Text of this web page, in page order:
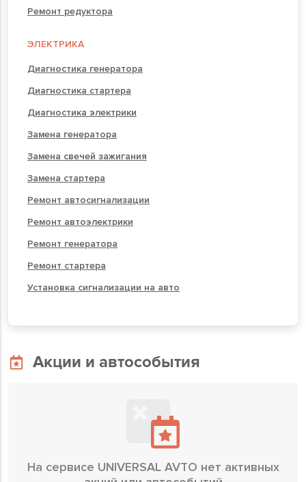
Ремонт редуктора
ЭЛЕКТРИКА
Диагностика генератора
Диагностика стартера
Диагностика электрики
Замена генератора
Замена свечей зажигания
Замена стартера
Ремонт автосигнализации
Ремонт автоэлектрики
Ремонт генератора
Ремонт стартера
Установка сигнализации на авто
Акции и автособытия
На сервисе UNIVERSAL AVTO нет активных